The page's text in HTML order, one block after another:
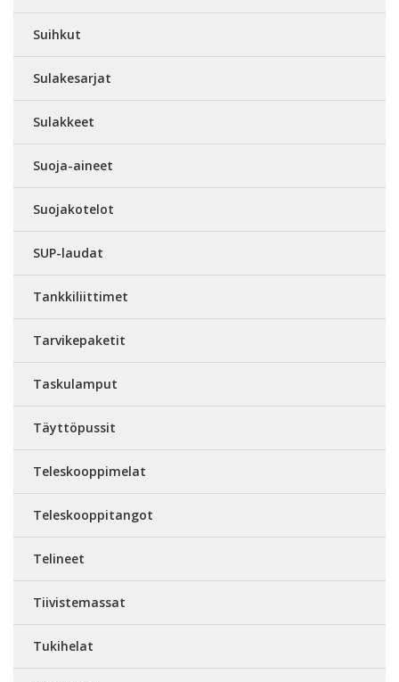
Suihkut
Sulakesarjat
Sulakkeet
Suoja-aineet
Suojakotelot
SUP-laudat
Tankkiliittimet
Tarvikepaketit
Taskulamput
Täyttöpussit
Teleskooppimelat
Teleskooppitangot
Telineet
Tiivistemassat
Tukihelat